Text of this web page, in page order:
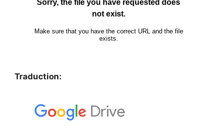
Traduction: